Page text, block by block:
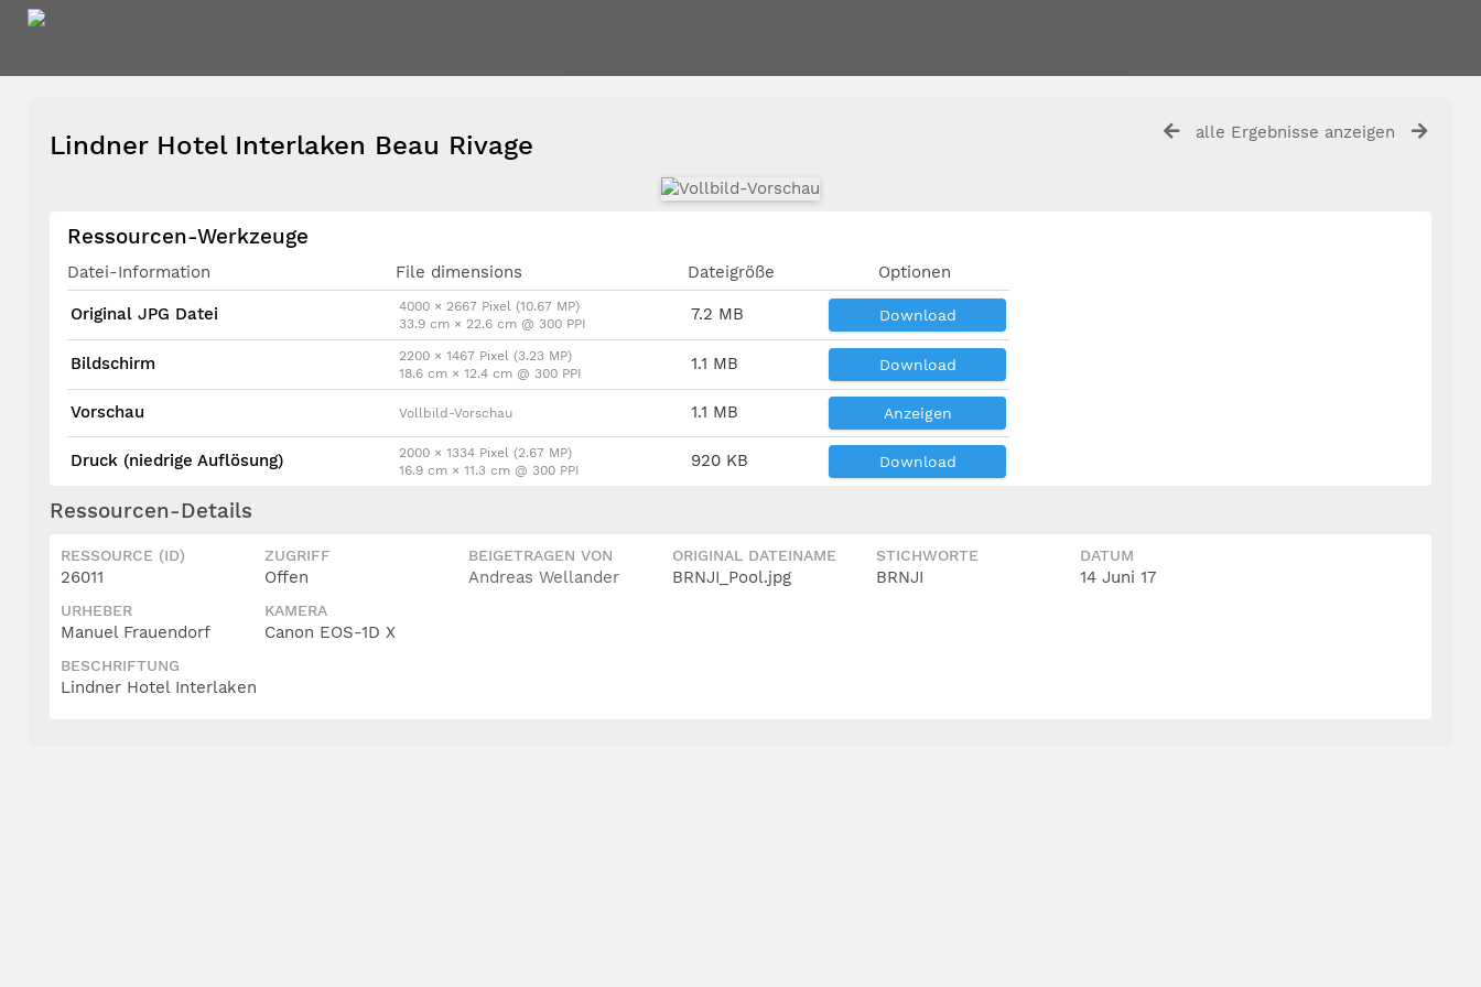
alle Ergebnisse anzeigen
Lindner Hotel Interlaken Beau Rivage
Ressourcen-Werkzeuge
Datei-Information File dimensions Dateigröße Optionen
Original JPG Datei
4000 × 2667 Pixel (10.67 MP)
33.9 cm × 22.6 cm @ 300 PPI
7.2 MB Download
Bildschirm
2200 × 1467 Pixel (3.23 MP)
18.6 cm × 12.4 cm @ 300 PPI
1.1 MB Download
Vorschau Vollbild-Vorschau 1.1 MB Anzeigen
Druck (niedrige Auflösung)
2000 × 1334 Pixel (2.67 MP)
16.9 cm × 11.3 cm @ 300 PPI
920 KB Download
Ressourcen-Details
RESSOURCE (ID)
26011
ZUGRIFF
Offen
BEIGETRAGEN VON
Andreas Wellander
ORIGINAL DATEINAME
BRNJI_Pool.jpg
STICHWORTE
BRNJI
DATUM
14 Juni 17
URHEBER
Manuel Frauendorf
KAMERA
Canon EOS-1D X
BESCHRIFTUNG
Lindner Hotel Interlaken